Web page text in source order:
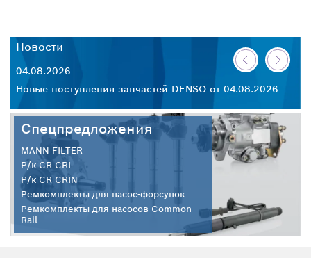
Новости
04.08.2026
Новые поступления запчастей DENSO от 04.08.2026
Спецпредложения
MANN FILTER
Р/к CR CRI
Р/к CR CRIN
Ремкомплекты для насос-форсунок
Ремкомплекты для насосов Common
Rail